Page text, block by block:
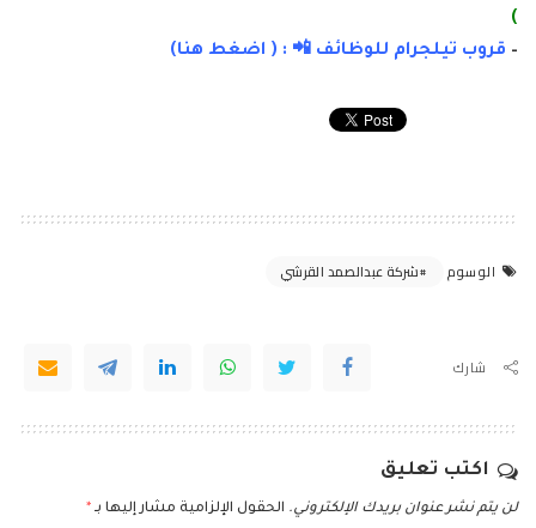
)
– قروب تيلجرام للوظائف 📲 : ( اضغط هنا)
الوسوم شركة عبدالصمد القرشي
شارك
اكتب تعليق
لن يتم نشر عنوان بريدك الإلكتروني. الحقول الإلزامية مشار إليها بـ *